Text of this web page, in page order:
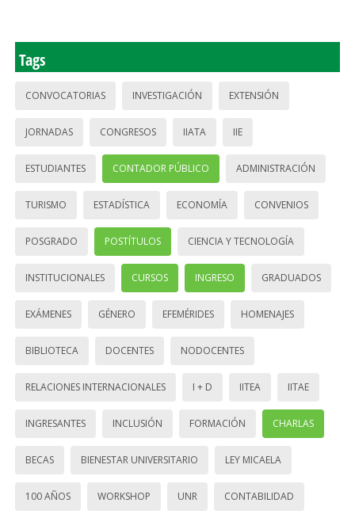
Tags
CONVOCATORIAS INVESTIGACIÓN EXTENSIÓN
JORNADAS CONGRESOS IIATA IIE
ESTUDIANTES CONTADOR PÚBLICO ADMINISTRACIÓN
TURISMO ESTADÍSTICA ECONOMÍA CONVENIOS
POSGRADO POSTÍTULOS CIENCIA Y TECNOLOGÍA
INSTITUCIONALES CURSOS INGRESO GRADUADOS
EXÁMENES GÉNERO EFEMÉRIDES HOMENAJES
BIBLIOTECA DOCENTES NODOCENTES
RELACIONES INTERNACIONALES I + D IITEA IITAE
INGRESANTES INCLUSIÓN FORMACIÓN CHARLAS
BECAS BIENESTAR UNIVERSITARIO LEY MICAELA
100 AÑOS WORKSHOP UNR CONTABILIDAD